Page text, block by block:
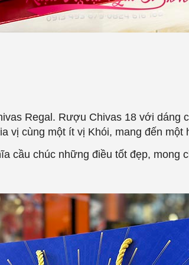
Regal. Rượu Chivas 18 với dáng
cùng một ít vị Khói, mang đến
cầu chúc những điều tốt đẹp, mong